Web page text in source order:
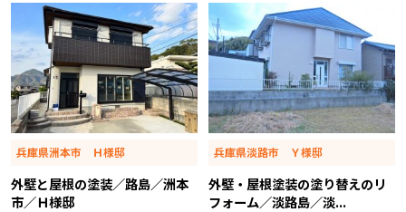
兵庫県洲本市 Ｈ様邸
外壁と屋根の塗装／路島／洲本
市／Ｈ様邸
兵庫県淡路市 Ｙ様邸
外壁・屋根塗装の塗り替えのリ
フォーム／淡路島／淡...